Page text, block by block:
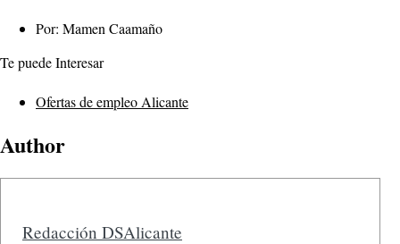
Por: Mamen Caamaño
Te puede Interesar
Ofertas de empleo Alicante
Author
Redacción DSAlicante